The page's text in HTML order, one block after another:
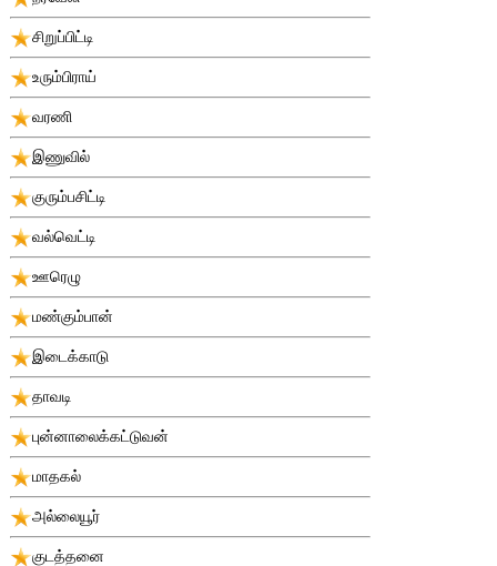
சிறுப்பிட்டி
உரும்பிராய்
வரணி
இணுவில்
குரும்பசிட்டி
வல்வெட்டி
ஊரெழு
மண்கும்பான்
இடைக்காடு
தாவடி
புன்னாலைக்கட்டுவன்
மாதகல்
அல்லையூர்
குடத்தனை